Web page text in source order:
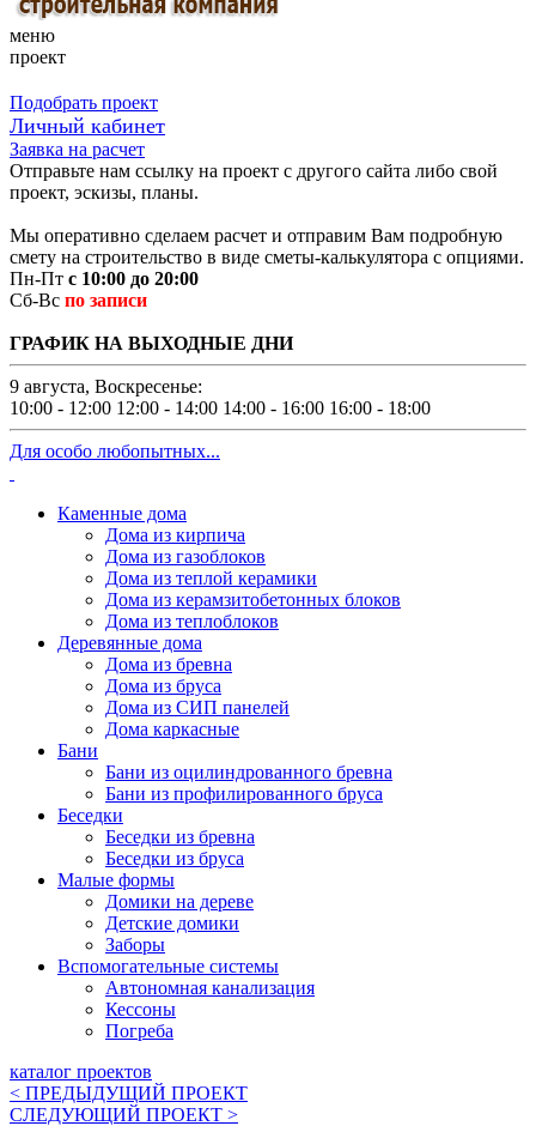
меню
проект
Подобрать проект
Личный кабинет
Заявка на расчет
Отправьте нам ссылку на проект с другого сайта либо свой
проект, эскизы, планы.
Мы оперативно сделаем расчет и отправим Вам подробную
смету на строительство в виде сметы-калькулятора с опциями.
Пн-Пт с 10:00 до 20:00
Сб-Вс по записи
ГРАФИК НА ВЫХОДНЫЕ ДНИ
9 августа, Воскресенье:
10:00 - 12:00 12:00 - 14:00 14:00 - 16:00 16:00 - 18:00
Для особо любопытных...
Каменные дома
Дома из кирпича
Дома из газоблоков
Дома из теплой керамики
Дома из керамзитобетонных блоков
Дома из теплоблоков
Деревянные дома
Дома из бревна
Дома из бруса
Дома из СИП панелей
Дома каркасные
Бани
Бани из оцилиндрованного бревна
Бани из профилированного бруса
Беседки
Беседки из бревна
Беседки из бруса
Малые формы
Домики на дереве
Детские домики
Заборы
Вспомогательные системы
Автономная канализация
Кессоны
Погреба
каталог проектов
< ПРЕДЫДУЩИЙ ПРОЕКТ
СЛЕДУЮЩИЙ ПРОЕКТ >